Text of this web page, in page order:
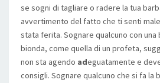
se sogni di tagliare o radere la tua
avvertimento del fatto che ti senti
stata ferita. Sognare qualcuno con una
bionda, come quella di un profeta,
non sta agendo adeguatamente e
consigli. Sognare qualcuno che si fa la